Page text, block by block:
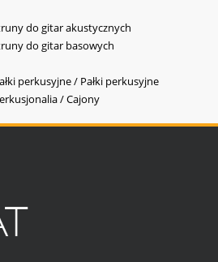
do gitar akustycznych
do gitar basowych
perkusyjne / Pałki perkusyjne
/ Cajony